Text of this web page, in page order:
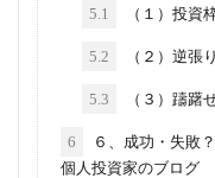
5.1 （１）投資
5.2 （２）逆張
5.3 （３）躊躇
6
６、成功・失敗
個人投資家のブログ